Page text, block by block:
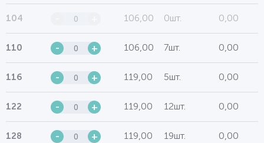
104 106,00 0шт. 0,00
110 - + 106,00 7шт. 0,00
116 - + 119,00 5шт. 0,00
122 - + 119,00 12шт. 0,00
128 - + 119,00 19шт. 0,00